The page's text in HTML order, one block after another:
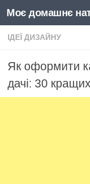
Skip to content
Моє домашнє
ІДЕЇ ДИЗАЙНУ
Як оформити
дачі: 30